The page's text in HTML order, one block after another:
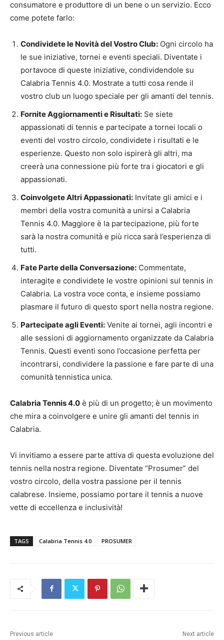
consumatore e produttore di un bene o un servizio. Ecco
come potete farlo:
Condividete le Novità del Vostro Club: Ogni circolo ha
le sue iniziative, tornei e eventi speciali. Diventate i
portavoce di queste iniziative, condividendole su
Calabria Tennis 4.0. Mostrate a tutti cosa rende il
vostro club un luogo speciale per gli amanti del tennis.
Fornite Aggiornamenti e Risultati: Se siete
appassionati di tennis e partecipate a tornei locali o
eventi del vostro circolo, condividete i risultati e le
esperienze. Questo non solo ispirerà gli altri, ma
creerà una connessione più forte tra i giocatori e gli
appassionati.
Coinvolgete Altri Appassionati: Invitate gli amici e i
membri della vostra comunità a unirsi a Calabria
Tennis 4.0. Maggiore è la partecipazione, più forte
sarà la nostra comunità e più ricca sarà l’esperienza di
tutti.
Fate Parte della Conversazione: Commentate,
interagite e condividete le vostre opinioni sul tennis in
Calabria. La vostra voce conta, e insieme possiamo
plasmare il futuro di questo sport nella nostra regione.
Partecipate agli Eventi: Venite ai tornei, agli incontri e
alle sessioni di aggiornamento organizzate da Calabria
Tennis. Questi eventi sono l’occasione perfetta per
incontrarsi, condividere la passione e fare parte di una
comunità tennistica unica.
Calabria Tennis 4.0 è più di un progetto; è un movimento
che mira a coinvolgere e unire gli amanti del tennis in
Calabria.
Vi invitiamo a essere parte attiva di questa evoluzione del
tennis nella nostra regione. Diventate “Prosumer” del
vostro circolo, della vostra passione per il tennis
calabrese. Insieme, possiamo portare il tennis a nuove
vette di eccellenza e inclusività!
TAGS Calabria Tennis 4.0 PROSUMER
Previous article Next article